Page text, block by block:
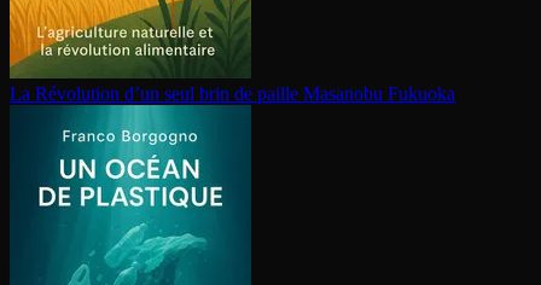
La Révolution d’un seul brin de paille Masanobu Fukuoka